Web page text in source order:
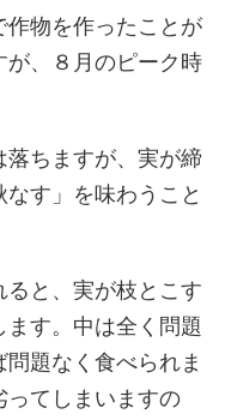
物を作ったことが
が、８月のピーク時
落ちますが、実が締
す」を味わうこと
と、実が枝とこす
す。中は全く問題
題なく食べられま
ってしまいますの